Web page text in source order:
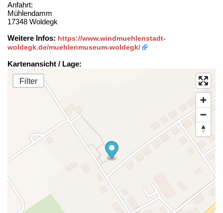
Anfahrt:
Mühlendamm
17348 Woldegk
Weitere Infos: https://www.windmuehlenstadt-
woldegk.de/muehlenmuseum-woldegk/
Kartenansicht / Lage:
Filter